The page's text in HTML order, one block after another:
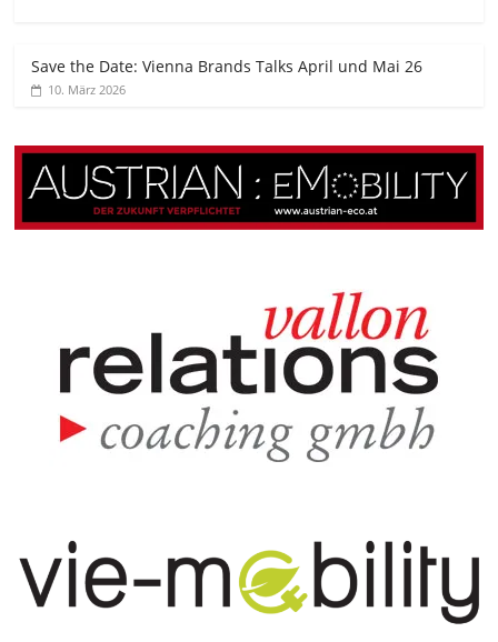
Save the Date: Vienna Brands Talks April und Mai 26
10. März 2026